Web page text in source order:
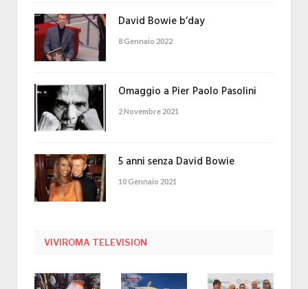
David Bowie b’day
8 Gennaio 2022
Omaggio a Pier Paolo Pasolini
2 Novembre 2021
5 anni senza David Bowie
10 Gennaio 2021
VIVIROMA TELEVISION